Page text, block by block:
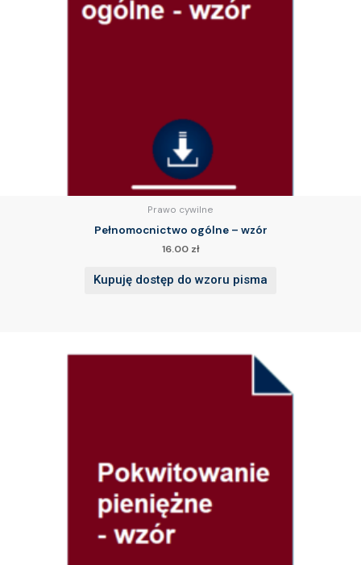
Prawo cywilne
Pełnomocnictwo ogólne – wzór
16.00 zł
Kupuję dostęp do wzoru pisma